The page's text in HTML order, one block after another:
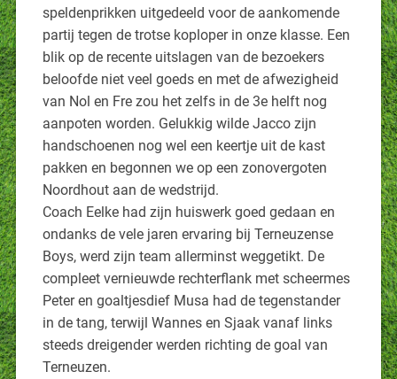
speldenprikken uitgedeeld voor de aankomende
partij tegen de trotse koploper in onze klasse. Een
blik op de recente uitslagen van de bezoekers
beloofde niet veel goeds en met de afwezigheid
van Nol en Fre zou het zelfs in de 3e helft nog
aanpoten worden. Gelukkig wilde Jacco zijn
handschoenen nog wel een keertje uit de kast
pakken en begonnen we op een zonovergoten
Noordhout aan de wedstrijd.
Coach Eelke had zijn huiswerk goed gedaan en
ondanks de vele jaren ervaring bij Terneuzense
Boys, werd zijn team allerminst weggetikt. De
compleet vernieuwde rechterflank met scheermes
Peter en goaltjesdief Musa had de tegenstander
in de tang, terwijl Wannes en Sjaak vanaf links
steeds dreigender werden richting de goal van
Terneuzen.